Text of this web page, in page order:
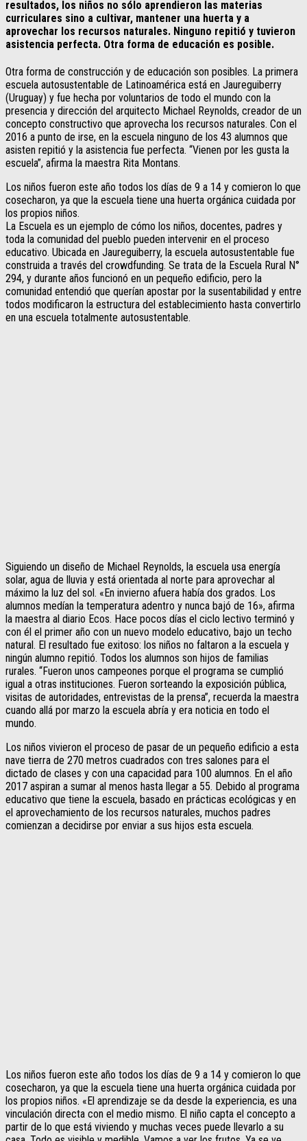
resultados, los niños no sólo aprendieron las materias
curriculares sino a cultivar, mantener una huerta y a
aprovechar los recursos naturales. Ninguno repitió y tuvieron
asistencia perfecta. Otra forma de educación es posible.
Otra forma de construcción y de educación son posibles. La primera
escuela autosustentable de Latinoamérica está en Jaureguiberry
(Uruguay) y fue hecha por voluntarios de todo el mundo con la
presencia y dirección del arquitecto Michael Reynolds, creador de un
concepto constructivo que aprovecha los recursos naturales. Con el
2016 a punto de irse, en la escuela ninguno de los 43 alumnos que
asisten repitió y la asistencia fue perfecta. “Vienen por les gusta la
escuela”, afirma la maestra Rita Montans.
Los niños fueron este año todos los días de 9 a 14 y comieron lo que
cosecharon, ya que la escuela tiene una huerta orgánica cuidada por
los propios niños.
La Escuela es un ejemplo de cómo los niños, docentes, padres y
toda la comunidad del pueblo pueden intervenir en el proceso
educativo. Ubicada en Jaureguiberry, la escuela autosustentable fue
construida a través del crowdfunding. Se trata de la Escuela Rural N°
294, y durante años funcionó en un pequeño edificio, pero la
comunidad entendió que querían apostar por la susentabilidad y entre
todos modificaron la estructura del establecimiento hasta convertirlo
en una escuela totalmente autosustentable.
Siguiendo un diseño de Michael Reynolds, la escuela usa energía
solar, agua de lluvia y está orientada al norte para aprovechar al
máximo la luz del sol. «En invierno afuera había dos grados. Los
alumnos medían la temperatura adentro y nunca bajó de 16», afirma
la maestra al diario Ecos. Hace pocos días el ciclo lectivo terminó y
con él el primer año con un nuevo modelo educativo, bajo un techo
natural. El resultado fue exitoso: los niños no faltaron a la escuela y
ningún alumno repitió. Todos los alumnos son hijos de familias
rurales. “Fueron unos campeones porque el programa se cumplió
igual a otras instituciones. Fueron sorteando la exposición pública,
visitas de autoridades, entrevistas de la prensa”, recuerda la maestra
cuando allá por marzo la escuela abría y era noticia en todo el
mundo.
Los niños vivieron el proceso de pasar de un pequeño edificio a esta
nave tierra de 270 metros cuadrados con tres salones para el
dictado de clases y con una capacidad para 100 alumnos. En el año
2017 aspiran a sumar al menos hasta llegar a 55. Debido al programa
educativo que tiene la escuela, basado en prácticas ecológicas y en
el aprovechamiento de los recursos naturales, muchos padres
comienzan a decidirse por enviar a sus hijos esta escuela.
Los niños fueron este año todos los días de 9 a 14 y comieron lo que
cosecharon, ya que la escuela tiene una huerta orgánica cuidada por
los propios niños. «El aprendizaje se da desde la experiencia, es una
vinculación directa con el medio mismo. El niño capta el concepto a
partir de lo que está viviendo y muchas veces puede llevarlo a su